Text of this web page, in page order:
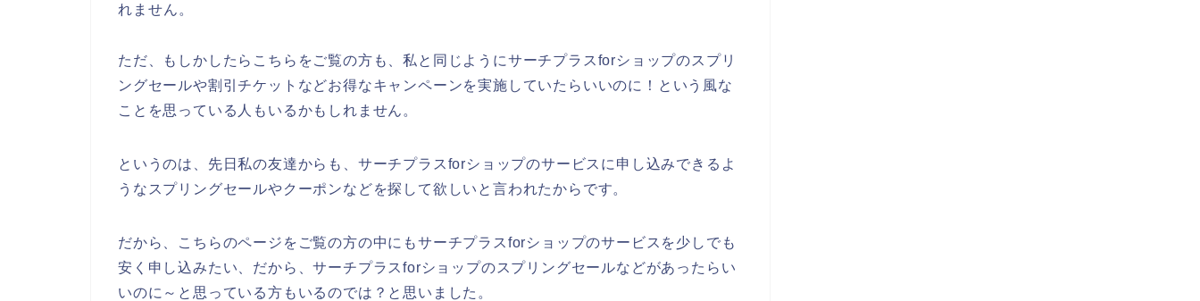
れません。
ただ、もしかしたらこちらをご覧の方も、私と同じようにサーチプラスforショップのスプリ
ングセールや割引チケットなどお得なキャンペーンを実施していたらいいのに！という風な
ことを思っている人もいるかもしれません。
というのは、先日私の友達からも、サーチプラスforショップのサービスに申し込みできるよ
うなスプリングセールやクーポンなどを探して欲しいと言われたからです。
だから、こちらのページをご覧の方の中にもサーチプラスforショップのサービスを少しでも
安く申し込みたい、だから、サーチプラスforショップのスプリングセールなどがあったらい
いのに～と思っている方もいるのでは？と思いました。